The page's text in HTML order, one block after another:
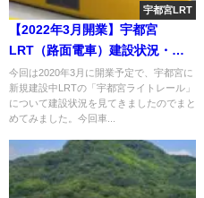
宇都宮LRT
【2022年3月開業】宇都宮
LRT（路面電車）建設状況・
駅・工事・着工・完成状況まと
め
今回は2020年3月に開業予定で、宇都宮に
新規建設中LRTの「宇都宮ライトレール」
について建設状況を見てきましたのでまと
めてみました。今回車...